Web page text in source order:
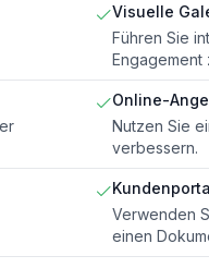
Visuelle
Führen Sie
Engagement
Online-
Nutzen Sie
verbessern.
Verwenden
einen